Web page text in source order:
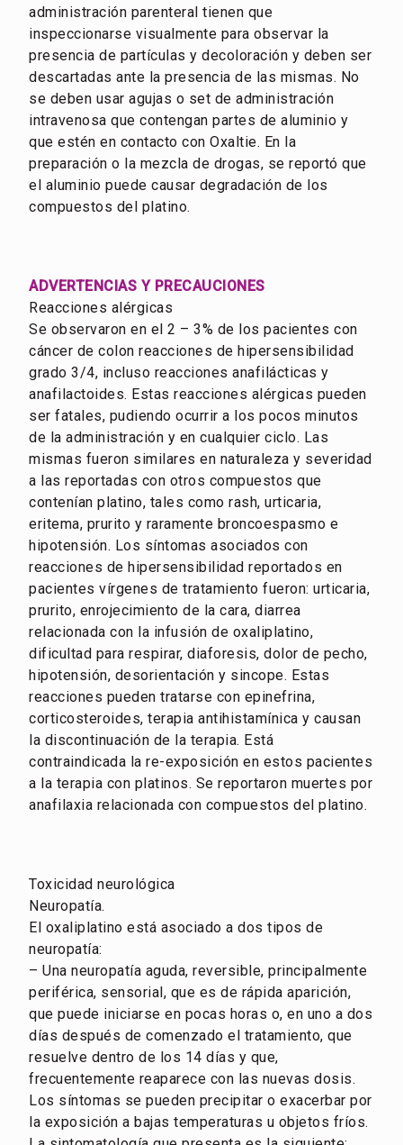
administración parenteral tienen que
inspeccionarse visualmente para observar la
presencia de partículas y decoloración y deben ser
descartadas ante la presencia de las mismas. No
se deben usar agujas o set de administración
intravenosa que contengan partes de aluminio y
que estén en contacto con Oxaltie. En la
preparación o la mezcla de drogas, se reportó que
el aluminio puede causar degradación de los
compuestos del platino.
ADVERTENCIAS Y PRECAUCIONES
Reacciones alérgicas
Se observaron en el 2 – 3% de los pacientes con
cáncer de colon reacciones de hipersensibilidad
grado 3/4, incluso reacciones anafilácticas y
anafilactoides. Estas reacciones alérgicas pueden
ser fatales, pudiendo ocurrir a los pocos minutos
de la administración y en cualquier ciclo. Las
mismas fueron similares en naturaleza y severidad
a las reportadas con otros compuestos que
contenían platino, tales como rash, urticaria,
eritema, prurito y raramente broncoespasmo e
hipotensión. Los síntomas asociados con
reacciones de hipersensibilidad reportados en
pacientes vírgenes de tratamiento fueron: urticaria,
prurito, enrojecimiento de la cara, diarrea
relacionada con la infusión de oxaliplatino,
dificultad para respirar, diaforesis, dolor de pecho,
hipotensión, desorientación y sincope. Estas
reacciones pueden tratarse con epinefrina,
corticosteroides, terapia antihistamínica y causan
la discontinuación de la terapia. Está
contraindicada la re-exposición en estos pacientes
a la terapia con platinos. Se reportaron muertes por
anafilaxia relacionada con compuestos del platino.
Toxicidad neurológica
Neuropatía.
El oxaliplatino está asociado a dos tipos de
neuropatía:
– Una neuropatía aguda, reversible, principalmente
periférica, sensorial, que es de rápida aparición,
que puede iniciarse en pocas horas o, en uno a dos
días después de comenzado el tratamiento, que
resuelve dentro de los 14 días y que,
frecuentemente reaparece con las nuevas dosis.
Los síntomas se pueden precipitar o exacerbar por
la exposición a bajas temperaturas u objetos fríos.